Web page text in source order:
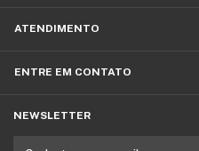
ATENDIMENTO
ENTRE EM CONTATO
NEWSLETTER